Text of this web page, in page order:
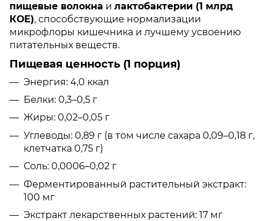
пищевые волокна и лактобактерии (1 млрд
КОЕ), способствующие нормализации
микрофлоры кишечника и лучшему усвоению
питательных веществ.
Пищевая ценность (1 порция)
Энергия: 4,0 ккал
Белки: 0,3–0,5 г
Жиры: 0,02–0,05 г
Углеводы: 0,89 г (в том числе сахара 0,09–0,18 г,
клетчатка 0,75 г)
Соль: 0,0006–0,02 г
Ферментированный растительный экстракт:
100 мг
Экстракт лекарственных растений: 17 мг